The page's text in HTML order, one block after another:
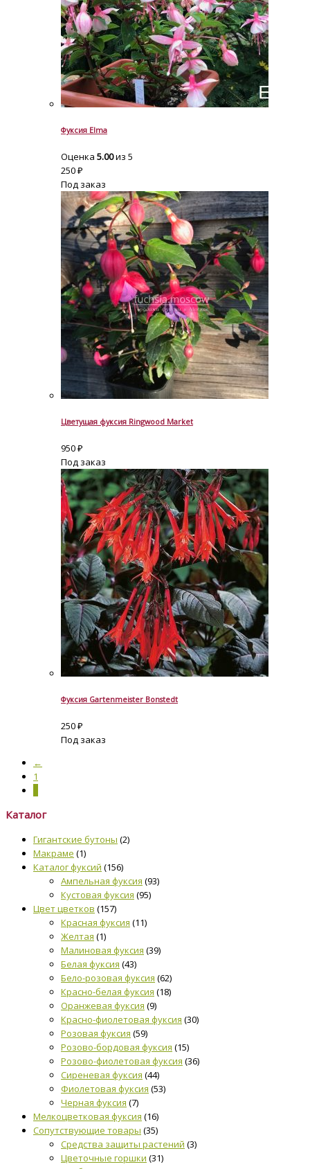
Фуксия Elma
Оценка 5.00из 5
250₽
Под заказ
Цветущая фуксия Ringwood Market
950₽
Под заказ
Фуксия Gartenmeister Bonstedt
250₽
Под заказ
←
1
Каталог
Гигантские бутоны (2)
Макраме (1)
Каталог фуксий (156)
Ампельная фуксия (93)
Кустовая фуксия (95)
Цвет цветков (157)
Красная фуксия (11)
Желтая (1)
Малиновая фуксия (39)
Белая фуксия (43)
Бело-розовая фуксия (62)
Красно-белая фуксия (18)
Оранжевая фуксия (9)
Красно-фиолетовая фуксия (30)
Розовая фуксия (59)
Розово-бордовая фуксия (15)
Розово-фиолетовая фуксия (36)
Сиреневая фуксия (44)
Фиолетовая фуксия (53)
Черная фуксия (7)
Мелкоцветковая фуксия (16)
Сопутствующие товары (35)
Средства защиты растений (3)
Цветочные горшки (31)